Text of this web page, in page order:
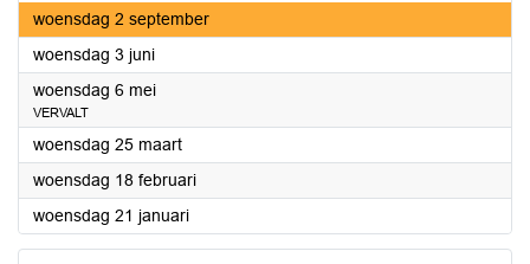
woensdag 2 september2026
woensdag 3 juni2026
woensdag 6 mei2026
VERVALT
woensdag 25 maart2026
woensdag 18 februari2026
woensdag 21 januari2026